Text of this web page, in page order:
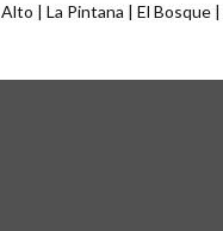
| La Pintana | El Bosque